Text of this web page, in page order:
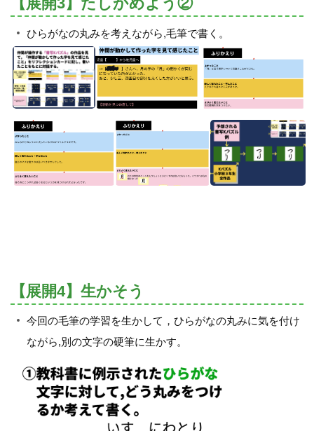
ひらがなの丸みを考えながら,毛筆で書く。
【展開4】生かそう
今回の毛筆の学習を生かして，ひらがなの丸みに気を付け
ながら,別の文字の硬筆に生かす。